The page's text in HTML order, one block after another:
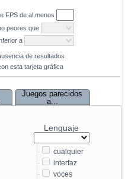
FPSde al menos
peores que
a
de resultados
esta tarjeta gráfica
Juegos parecidos
a...
Lenguaje
-
cualquier
-
interfaz
-
voces